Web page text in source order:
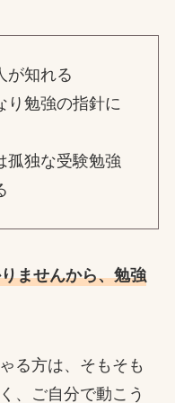
が知れる
り勉強の指針に
孤独な受験勉強
ませんから、勉強
る方は、そもそも
、ご自分で動こう